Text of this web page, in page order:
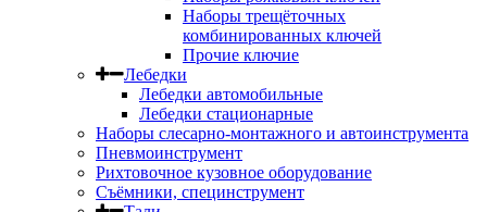
Наборы трещёточных
комбинированных ключей
Прочие ключие
Лебедки
Лебедки автомобильные
Лебедки стационарные
Наборы слесарно-монтажного и автоинструмента
Пневмоинструмент
Рихтовочное кузовное оборудование
Съёмники, специнструмент